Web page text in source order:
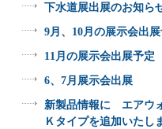
下水道展出展のお知ら
9月、10月の展示会出
11月の展示会出展予定
6、7月展示会出展
新製品情報に エアウ
Ｋタイプを追加いたし